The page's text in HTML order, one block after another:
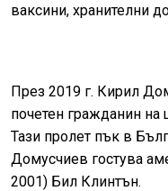
ваксини, хранителни
През 2019 г. Кирил
почетен гражданин на
Тази пролет пък в
Домусчиев гостува
2001) Бил Клинтън.